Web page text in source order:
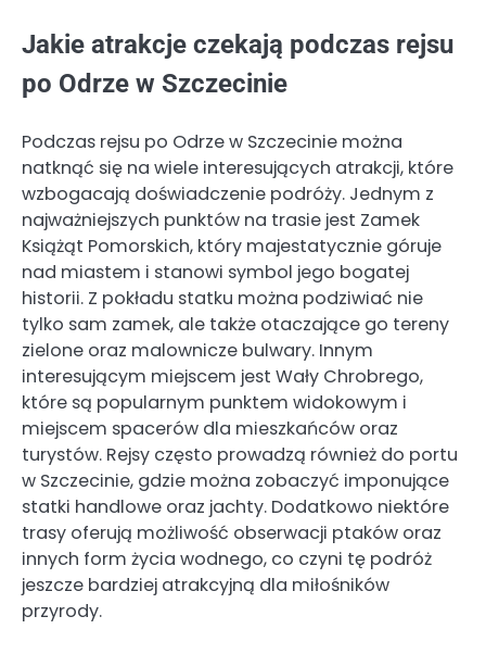
Jakie atrakcje czekają podczas rejsu
po Odrze w Szczecinie
Podczas rejsu po Odrze w Szczecinie można
natknąć się na wiele interesujących atrakcji, które
wzbogacają doświadczenie podróży. Jednym z
najważniejszych punktów na trasie jest Zamek
Książąt Pomorskich, który majestatycznie góruje
nad miastem i stanowi symbol jego bogatej
historii. Z pokładu statku można podziwiać nie
tylko sam zamek, ale także otaczające go tereny
zielone oraz malownicze bulwary. Innym
interesującym miejscem jest Wały Chrobrego,
które są popularnym punktem widokowym i
miejscem spacerów dla mieszkańców oraz
turystów. Rejsy często prowadzą również do portu
w Szczecinie, gdzie można zobaczyć imponujące
statki handlowe oraz jachty. Dodatkowo niektóre
trasy oferują możliwość obserwacji ptaków oraz
innych form życia wodnego, co czyni tę podróż
jeszcze bardziej atrakcyjną dla miłośników
przyrody.